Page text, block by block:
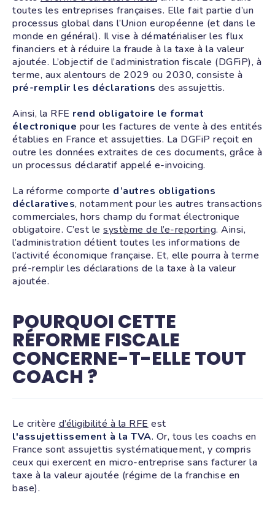
toutes les entreprises françaises. Elle fait partie d’un
processus global dans l’Union européenne (et dans le
monde en général). Il vise à dématérialiser les flux
financiers et à réduire la fraude à la taxe à la valeur
ajoutée. L’objectif de l’administration fiscale (DGFiP), à
terme, aux alentours de 2029 ou 2030, consiste à
pré-remplir les déclarations des assujettis.
Ainsi, la RFE rend obligatoire le format
électronique pour les factures de vente à des entités
établies en France et assujetties. La DGFiP reçoit en
outre les données extraites de ces documents, grâce à
un processus déclaratif appelé e-invoicing.
La réforme comporte d’autres obligations
déclaratives, notamment pour les autres transactions
commerciales, hors champ du format électronique
obligatoire. C’est le système de l’e-reporting. Ainsi,
l’administration détient toutes les informations de
l’activité économique française. Et, elle pourra à terme
pré-remplir les déclarations de la taxe à la valeur
ajoutée.
POURQUOI CETTE
RÉFORME FISCALE
CONCERNE-T-ELLE TOUT
COACH ?
Le critère d’éligibilité à la RFE est
l'assujettissement à la TVA. Or, tous les coachs en
France sont assujettis systématiquement, y compris
ceux qui exercent en micro-entreprise sans facturer la
taxe à la valeur ajoutée (régime de la franchise en
base).